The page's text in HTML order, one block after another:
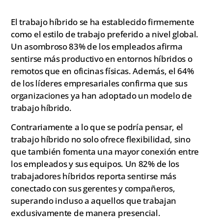
El trabajo híbrido se ha establecido firmemente
como el estilo de trabajo preferido a nivel global.
Un asombroso 83% de los empleados afirma
sentirse más productivo en entornos híbridos o
remotos que en oficinas físicas. Además, el 64%
de los líderes empresariales confirma que sus
organizaciones ya han adoptado un modelo de
trabajo híbrido.
Contrariamente a lo que se podría pensar, el
trabajo híbrido no solo ofrece flexibilidad, sino
que también fomenta una mayor conexión entre
los empleados y sus equipos. Un 82% de los
trabajadores híbridos reporta sentirse más
conectado con sus gerentes y compañeros,
superando incluso a aquellos que trabajan
exclusivamente de manera presencial.